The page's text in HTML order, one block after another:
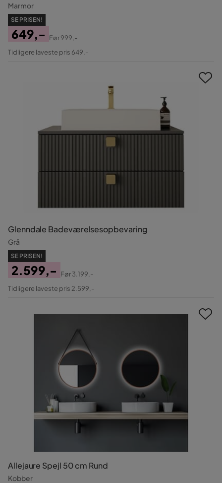
Marmor
SE PRISEN!
Pris
649,-
Original
Før999,-
Tidligere laveste pris 649,-
Glenndale Badeværelsesopbevaring
Grå
SE PRISEN!
Pris
2.599,-
Original
Før3.199,-
Tidligere laveste pris 2.599,-
Allejaure Spejl 50 cm Rund
Kobber